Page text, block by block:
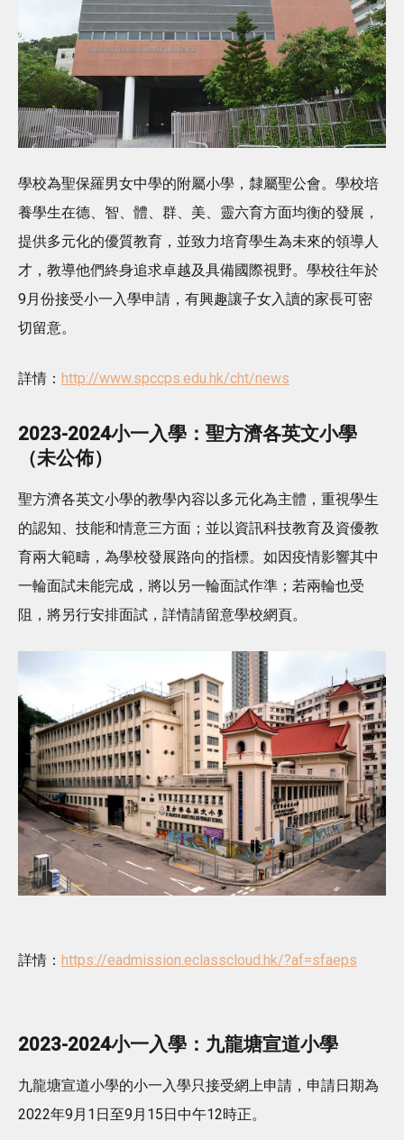
學校為聖保羅男女中學的附屬小學，隸屬聖公會。學校培
養學生在德、智、體、群、美、靈六育方面均衡的發展，
提供多元化的優質教育，並致力培育學生為未來的領導人
才，教導他們終身追求卓越及具備國際視野。學校往年於
9月份接受小一入學申請，有興趣讓子女入讀的家長可密
切留意。
詳情： http://www.spccps.edu.hk/cht/news
2023-2024小一入學：聖方濟各英文小學
（未公佈）
聖方濟各英文小學的教學內容以多元化為主體，重視學生
的認知、技能和情意三方面；並以資訊科技教育及資優教
育兩大範疇，為學校發展路向的指標。如因疫情影響其中
一輪面試未能完成，將以另一輪面試作準；若兩輪也受
阻，將另行安排面試，詳情請留意學校網頁。
詳情： https://eadmission.eclasscloud.hk/?af=sfaeps
2023-2024小一入學：九龍塘宣道小學
九龍塘宣道小學的小一入學只接受網上申請，申請日期為
2022年9月1日至9月15日中午12時正。